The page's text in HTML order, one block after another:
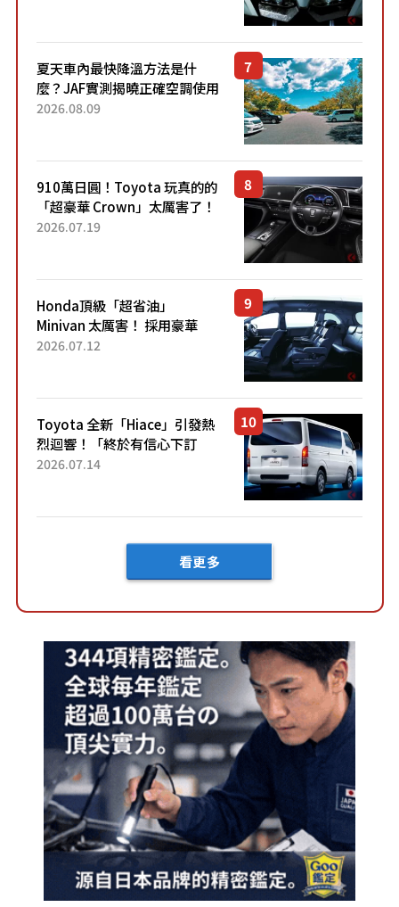
夏天車內最快降溫方法是什
麼？JAF實測揭曉正確空調使用
方式
2026.08.09
910萬日圓！Toyota 玩真的的
「超豪華 Crown」太厲害了！
採用由「匠人技藝」打造的
2026.07.19
Honda頂級「超省油」
Minivan 太厲害！ 採用豪華
「真皮座椅」與專屬「黑色內
「三...
2026.07.12
Toyota 全新「Hiace」引發熱
烈迴響！「終於有信心下訂
了！」「哪個等級交車最
車？...
2026.07.14
看更多